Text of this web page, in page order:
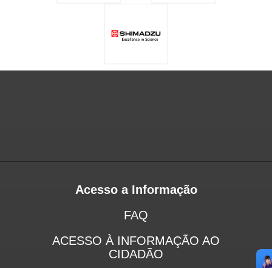
Acesso a Informação
FAQ
ACESSO À INFORMAÇÃO AO
CIDADÃO